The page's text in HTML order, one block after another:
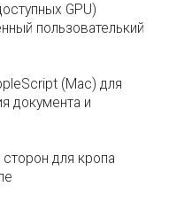
GPU)
пользователький
(Mac) для
документа и
для кропа